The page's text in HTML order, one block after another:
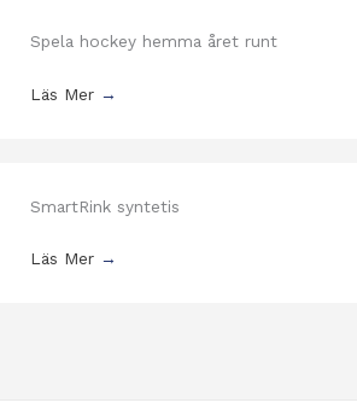
Spela hockey hemma året runt
Läs Mer →
SmartRink syntetis
Läs Mer →